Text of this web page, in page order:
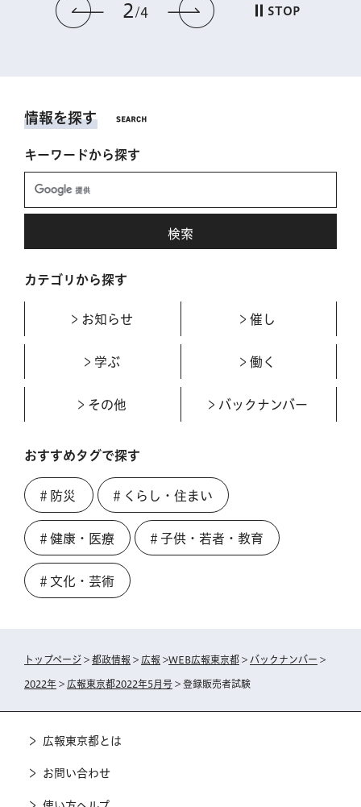
前のスライドを表示
2 4 次のスライドを表
STOP
情報を探す
キーワードから探す
カテゴリから探す
お知らせ 催し
学ぶ 働く
その他 バックナンバー
おすすめタグで探す
＃防災 ＃くらし・住まい
＃健康・医療 ＃子供・若者・教育
＃文化・芸術
トップページ > 都政情報 > 広報 >WEB広報東京都 > バックナンバー >
2022年 > 広報東京都2022年5月号 > 登録販売者試験
広報東京都とは
お問い合わせ